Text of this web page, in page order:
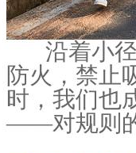
沿着小径
防火，禁止
时，我们也
——对规则